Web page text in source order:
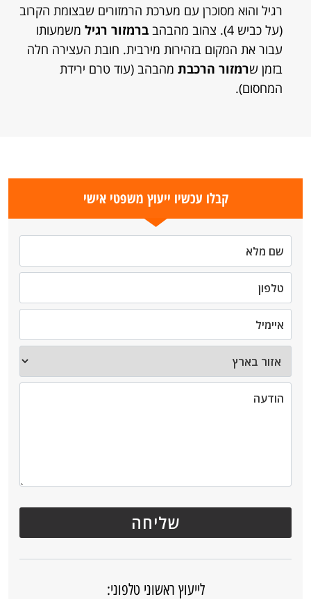
רגיל והוא מסוכרן עם מערכת הרמזורים שבצומת הקרוב
(על כביש 4). צהוב מהבהב
ברמזור רגיל משמעותו
עבור את המקום בזהירות מירבית. חובת העצירה חלה
בזמן שרמזור הרכבת מהבהב (עוד טרם ירידת
המחסום).
קבלו עכשיו ייעוץ משפטי אישי
לייעוץ ראשוני טלפוני: